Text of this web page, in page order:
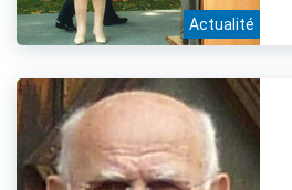
Actualité